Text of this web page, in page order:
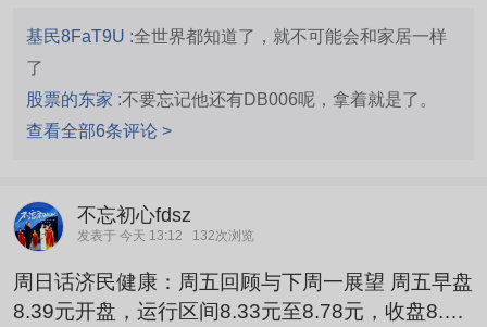
乱糟糟捣腾好几个所谓份额，30%银河不足以炒成
爱丽那气质，还得改方案
基民8FaT9U :全世界都知道了，就不可能会和家居一样
了
股票的东家 :不要忘记他还有DB006呢，拿着就是了。
查看全部6条评论 >
不忘初心fdsz
发表于 今天 13:12 132次浏览
周日话济民健康：周五回顾与下周一展望 周五早盘
8.39元开盘，运行区间8.33元至8.78元，收盘8.77